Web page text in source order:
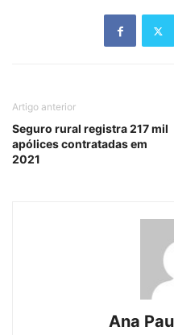
Artigo anterior
Seguro rural registra 217 mil
apólices contratadas em
2021
Ana